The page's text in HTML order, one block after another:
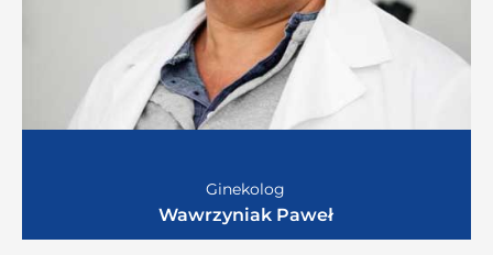
Ginekolog
Wawrzyniak Paweł